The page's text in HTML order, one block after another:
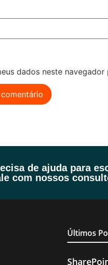
dados neste
de ajuda para
com nossos
Últimos